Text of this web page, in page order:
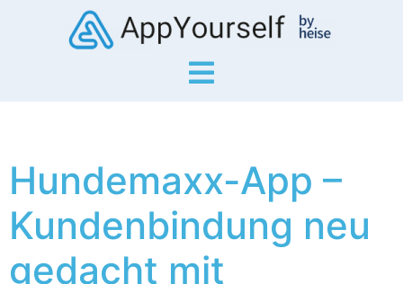
Hundemaxx-App –
Kundenbindung neu
gedacht mit